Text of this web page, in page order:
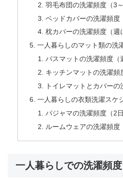
羽毛布団の洗濯頻度（3
ベッドカバーの洗濯頻度
枕カバーの洗濯頻度（週
一人暮らしのマット類の洗
バスマットの洗濯頻度（
キッチンマットの洗濯頻
トイレマットとカバーの
一人暮らしの衣類洗濯スケ
パジャマの洗濯頻度（2日
ルームウェアの洗濯頻度
一人暮らしでの洗濯頻度